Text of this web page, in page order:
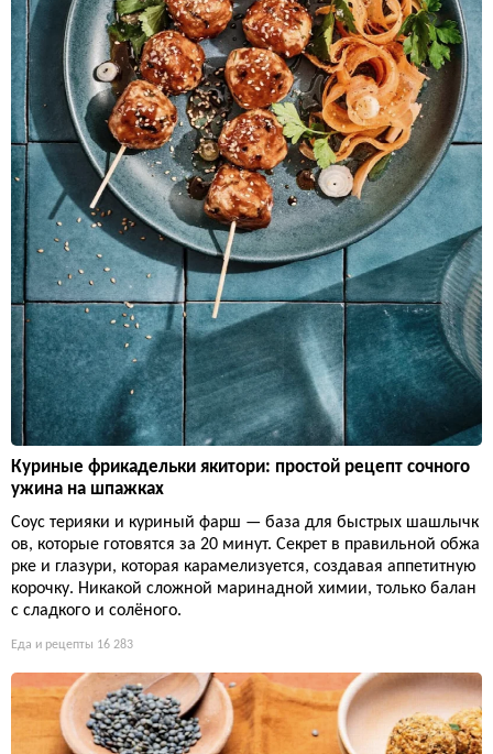
Куриные фрикадельки якитори: простой рецепт сочного
ужина на шпажках
Соус терияки и куриный фарш — база для быстрых шашлычк
ов, которые готовятся за 20 минут. Секрет в правильной обжа
рке и глазури, которая карамелизуется, создавая аппетитную
корочку. Никакой сложной маринадной химии, только балан
с сладкого и солёного.
Еда и рецепты 16 283